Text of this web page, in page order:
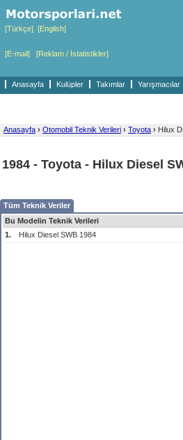
[Türkçe] [English]
[E-mail] [Reklam / İstatistikler]
Anasayfa Kulüpler Takımlar Yarışmacılar
Anasayfa › Otomobil Teknik Verileri › Toyota › Hilux
1984 - Toyota - Hilux Diesel
Tüm Teknik Veriler
Bu Modelin Teknik Verileri
1.
Hilux Diesel SWB 1984